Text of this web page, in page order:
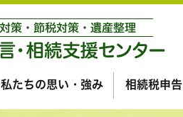
私たちの思い・強み 相続税申告